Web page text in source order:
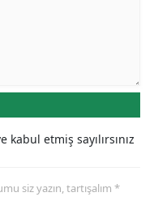
kabul etmiş sayılırsınız
siz yazın, tartışalım *